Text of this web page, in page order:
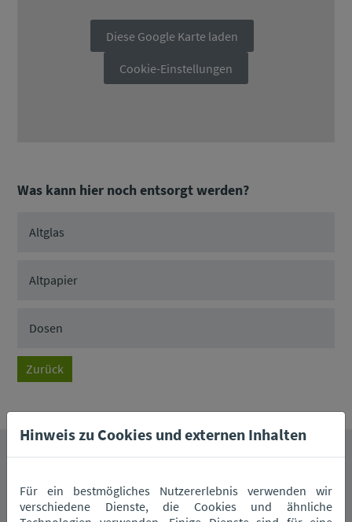
Diese Google Karte laden
Cookie-Einstellungen
Was kann hier noch entsorgt werden?
Altglas
Altpapier
Dosen
Zurück
Das könnte Sie auch interessieren.
Hinweis zu Cookies und externen Inhalten
Für ein bestmögliches Nutzererlebnis verwenden wir
verschiedene Dienste, die Cookies und ähnliche